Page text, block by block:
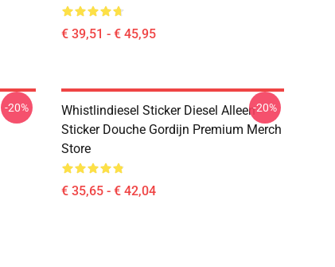
€ 39,51 - € 45,95
-20%
Whistlindiesel Sticker Diesel Alleen
Sticker Douche Gordijn Premium Merch
Store
€ 35,65 - € 42,04
-20%